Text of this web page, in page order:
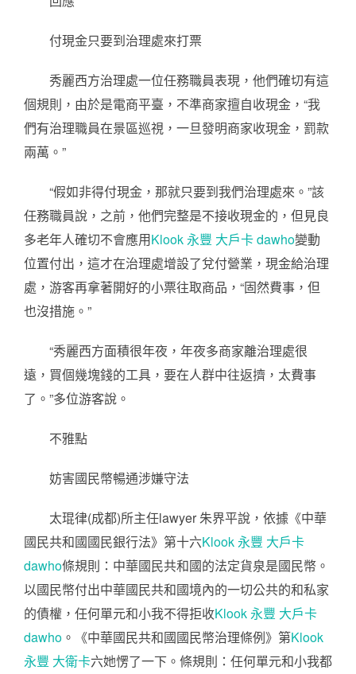
付現金只要到治理處來打票
秀麗西方治理處一位任務職員表現，他們確切有這
個規則，由於是電商平臺，不準商家擅自收現金，“我
們有治理職員在景區巡視，一旦發明商家收現金，罰款
兩萬。”
“假如非得付現金，那就只要到我們治理處來。”該
任務職員說，之前，他們完整是不接收現金的，但見良
多老年人確切不會應用Klook 永豐 大戶卡 dawho變動
位置付出，這才在治理處增設了兌付營業，現金給治理
處，游客再拿著開好的小票往取商品，“固然費事，但
也沒措施。”
“秀麗西方面積很年夜，年夜多商家離治理處很
遠，買個幾塊錢的工具，要在人群中往返擠，太費事
了。”多位游客說。
不雅點
妨害國民幣暢通涉嫌守法
太琨律(成都)所主任lawyer 朱界平說，依據《中華
國民共和國國民銀行法》第十六Klook 永豐 大戶卡
dawho條規則：中華國民共和國的法定貨泉是國民幣。
以國民幣付出中華國民共和國境內的一切公共的和私家
的債權，任何單元和小我不得拒收Klook 永豐 大戶卡
dawho 。《中華國民共和國國民幣治理條例》第Klook
永豐 大衛卡六她愣了一下。條規則：任何單元和小我都